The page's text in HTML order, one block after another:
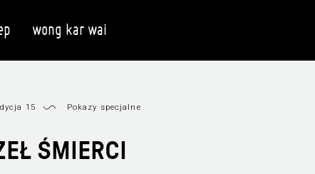
wong kar wai
15 Pokazy specjalne
ŚMIERCI